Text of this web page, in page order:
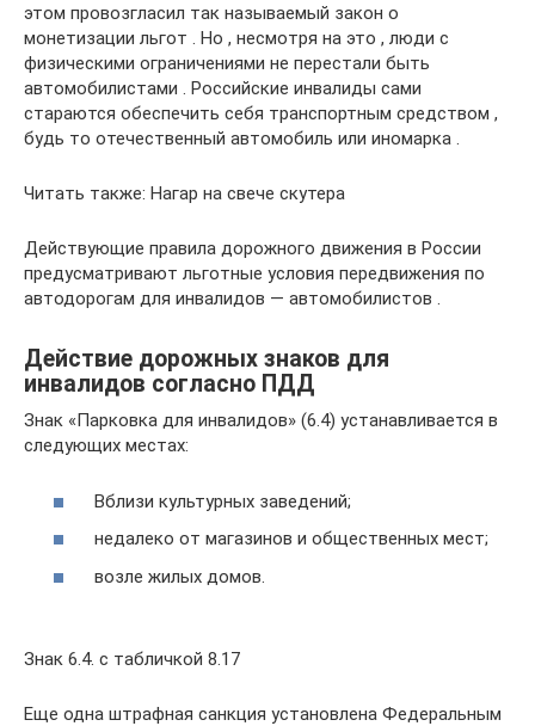
этом провозгласил так называемый закон о
монетизации льгот . Но , несмотря на это , люди с
физическими ограничениями не перестали быть
автомобилистами . Российские инвалиды сами
стараются обеспечить себя транспортным средством ,
будь то отечественный автомобиль или иномарка .
Читать также: Нагар на свече скутера
Действующие правила дорожного движения в России
предусматривают льготные условия передвижения по
автодорогам для инвалидов — автомобилистов .
Действие дорожных знаков для
инвалидов согласно ПДД
Знак «Парковка для инвалидов» (6.4) устанавливается в
следующих местах:
Вблизи культурных заведений;
недалеко от магазинов и общественных мест;
возле жилых домов.
Знак 6.4. с табличкой 8.17
Еще одна штрафная санкция установлена Федеральным